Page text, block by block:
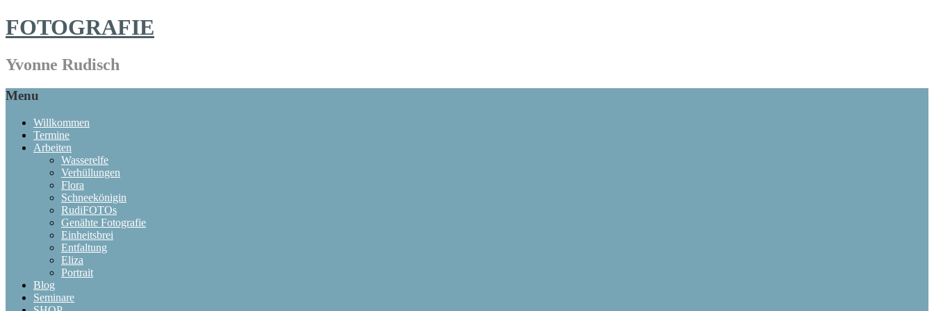
FOTOGRAFIE
Yvonne Rudisch
Menu
Willkommen
Termine
Arbeiten
Wasserelfe
Verhüllungen
Flora
Schneekönigin
RudiFOTOs
Genähte Fotografie
Einheitsbrei
Entfaltung
Eliza
Portrait
Blog
Seminare